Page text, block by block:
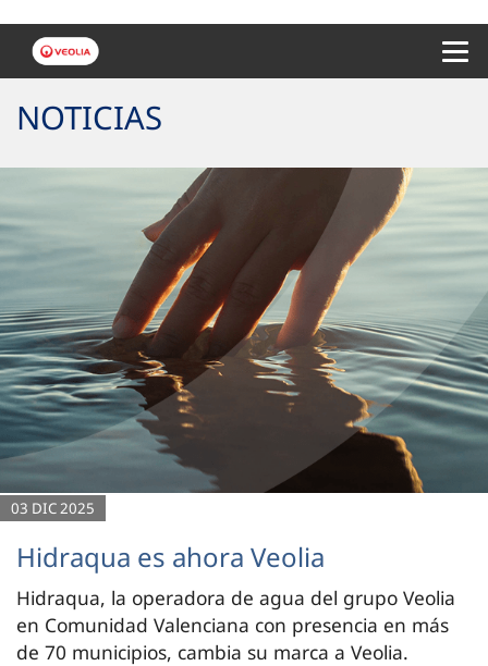
NOTICIAS
03 DIC 2025
Hidraqua es ahora Veolia
Hidraqua, la operadora de agua del grupo Veolia
en Comunidad Valenciana con presencia en más
de 70 municipios, cambia su marca a Veolia.